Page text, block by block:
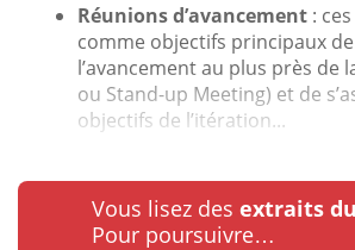
Réunions d’avancement :
comme objectifs principaux
l’avancement au plus près de
ou Stand-up Meeting) et de
objectifs de l’itération...
Vous lisez des extraits
Pour poursuivre…